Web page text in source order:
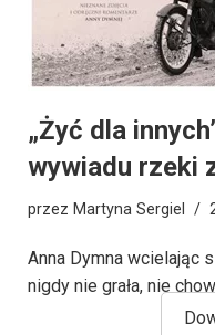
„Żyć dla
wywiadu rzeki
przez Martyna Sergiel
Anna Dymna wcielając
nigdy nie grała, nie